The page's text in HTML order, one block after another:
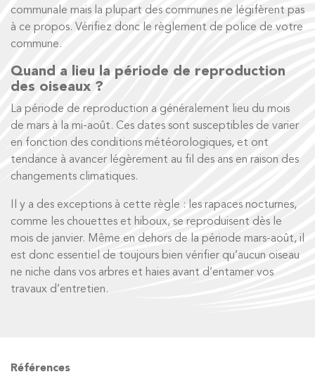
communale mais la plupart des communes ne légifèrent pas
à ce propos. Vérifiez donc le règlement de police de votre
commune.
Quand a lieu la période de reproduction
des oiseaux ?
La période de reproduction a généralement lieu du mois
de mars à la mi-août. Ces dates sont susceptibles de varier
en fonction des conditions météorologiques, et ont
tendance à avancer légèrement au fil des ans en raison des
changements climatiques.
Il y a des exceptions à cette règle : les rapaces nocturnes,
comme les chouettes et hiboux, se reproduisent dès le
mois de janvier. Même en dehors de la période mars-août, il
est donc essentiel de toujours bien vérifier qu’aucun oiseau
ne niche dans vos arbres et haies avant d’entamer vos
travaux d’entretien.
Références